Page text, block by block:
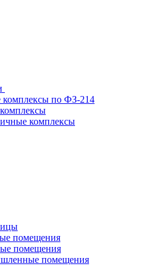
по ФЗ-214
комплексы
помещения
помещения
помещения